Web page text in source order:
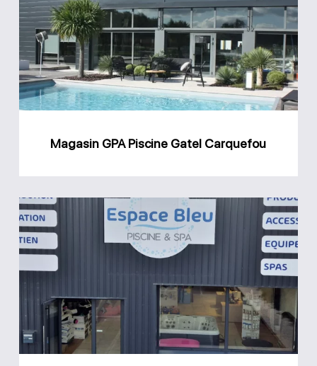
Piscine
Gatel
Carquefou
Magasin GPA Piscine Gatel Carquefou
Magasin
Espace
Bleu
Piscine
et
Spa